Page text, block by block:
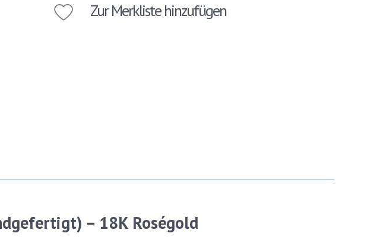
Zur Merkliste hinzufügen
– 18K Roségold